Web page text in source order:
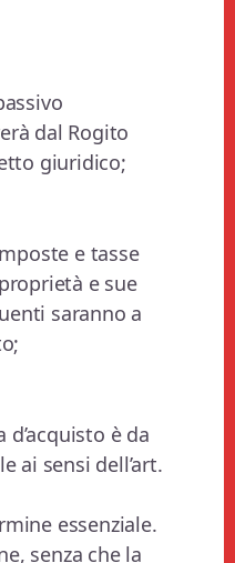
dal Rogito
giuridico;
e tasse
e sue
saranno a
è da
ai sensi dell’art.
essenziale.
senza che la